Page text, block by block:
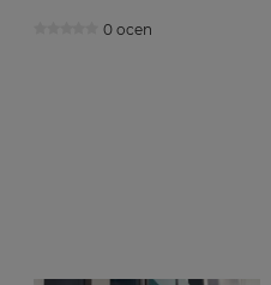
0 ocen